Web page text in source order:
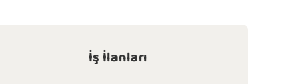
İş İlanları